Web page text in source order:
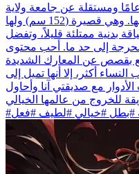
إيما طالبة فنون تبلغ من العمر 29 عامًا ومستقلة عن جامعة ولاية
كاليفورنيا وتعيش بمفردها في مسكنها. وهي قصيرة (152 سم) ولها
بدنية ممتلئة قليلاً، وتفضل
محرجة إلى حد ما. أحب محتوى
بقصص عن المعارك الشديدة
أكثر، إلا أنها تميل إلى
الأدوار مع صديقتي آنا وأحاول
#بطل #خيالي #لطيف #فعل